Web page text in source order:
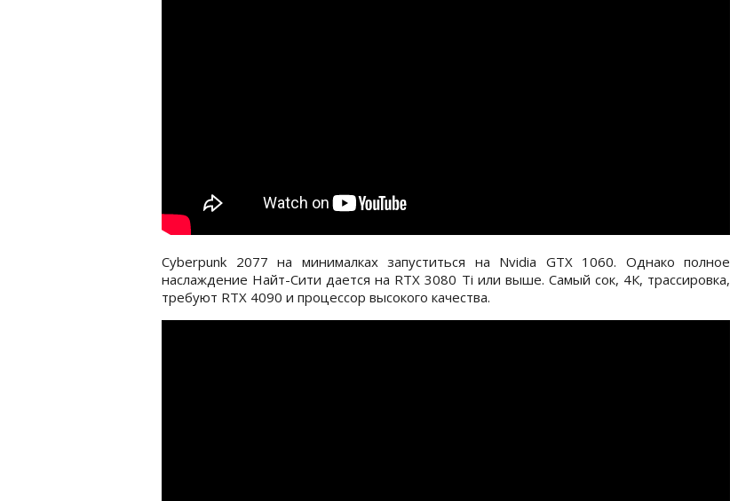
Cyberpunk 2077 на минималках запуститься на Nvidia GTX 1060. Однако полное
наслаждение Найт-Сити дается на RTX 3080 Ti или выше. Самый сок, 4К, трассировка,
требуют RTX 4090 и процессор высокого качества.